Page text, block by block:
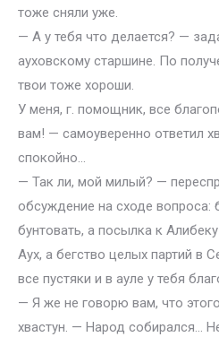
тоже сняли уже.
— А у тебя что делается? —
ауховскому старшине. По
твои тоже хороши.
У меня, г. помощник, все
вам! — самоуверенно ответил
спокойно…
— Так ли, мой милый? —
обсуждение на сходе вопроса:
бунтовать, а посылка к
Аух, а бегство целых партий в
все пустяки и в ауле у тебя
— Я же не говорю вам, что
хвастун. — Народ собирался…